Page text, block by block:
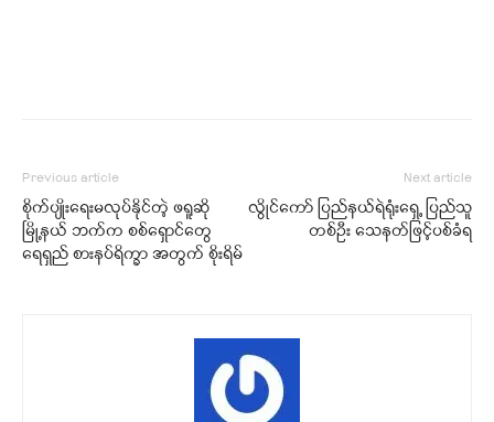
Previous article
စိုက်ပျိုးရေးမလုပ်နိုင်တဲ့ ဖရူဆို
မြို့နယ် ဘက်က စစ်ရှောင်တွေ
ရေရှည် စားနပ်ရိက္ခာ အတွက် စိုးရိမ်
Next article
လွိုင်ကော် ပြည်နယ်ရဲရုံးရှေ့ ပြည်သူ
တစ်ဦး သေနတ်ဖြင့်ပစ်ခံရ